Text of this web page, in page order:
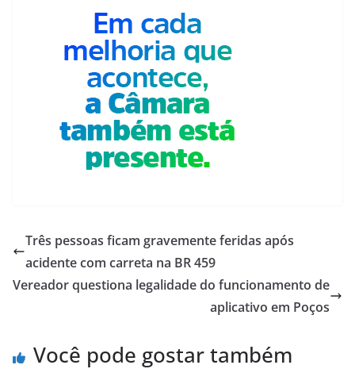
Três pessoas ficam gravemente feridas após
acidente com carreta na BR 459
Vereador questiona legalidade do funcionamento de
aplicativo em Poços
Você pode gostar também